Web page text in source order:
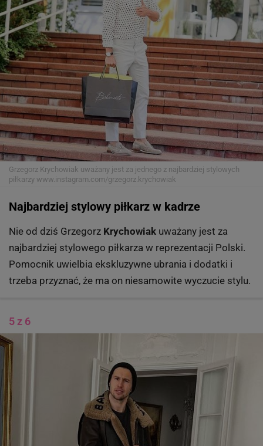
Grzegorz Krychowiak uważany jest za jednego z najbardziej stylowych
piłkarzy www.instagram.com/grzegorz.krychowiak
Najbardziej stylowy piłkarz w kadrze
Nie od dziś Grzegorz Krychowiak uważany jest za
najbardziej stylowego piłkarza w reprezentacji Polski.
Pomocnik uwielbia ekskluzywne ubrania i dodatki i
trzeba przyznać, że ma on niesamowite wyczucie stylu.
5 z 6